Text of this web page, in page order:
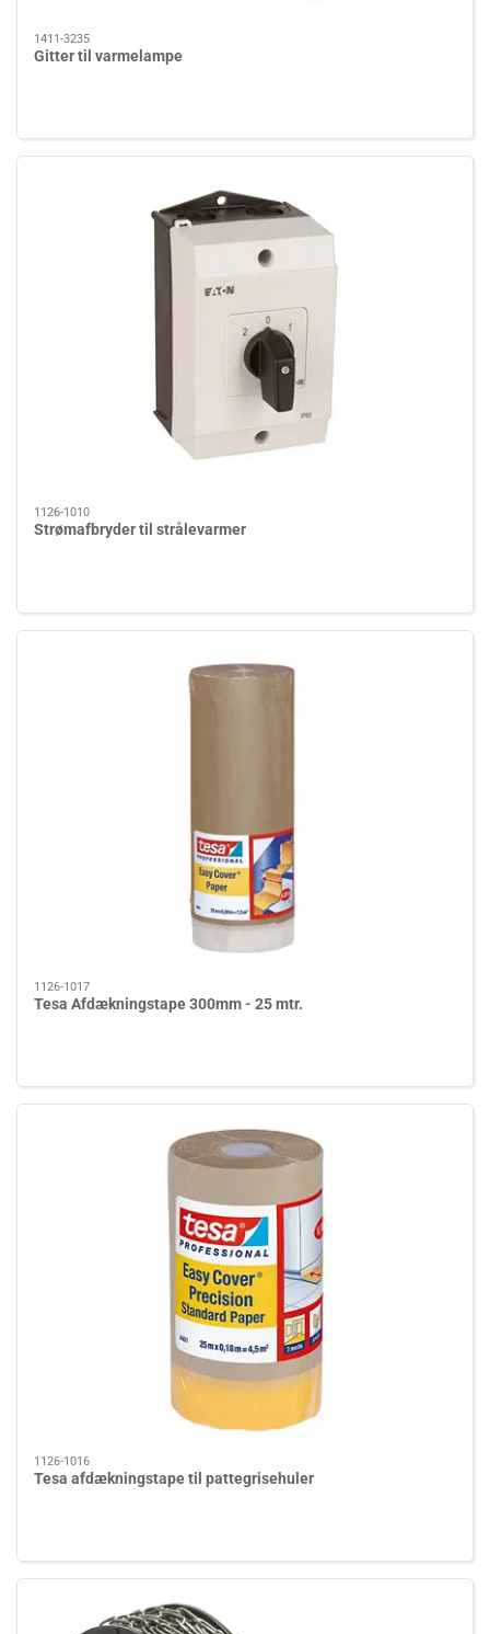
1411-3235
Gitter til varmelampe
1126-1010
Strømafbryder til strålevarmer
1126-1017
Tesa Afdækningstape 300mm - 25 mtr.
1126-1016
Tesa afdækningstape til pattegrisehuler